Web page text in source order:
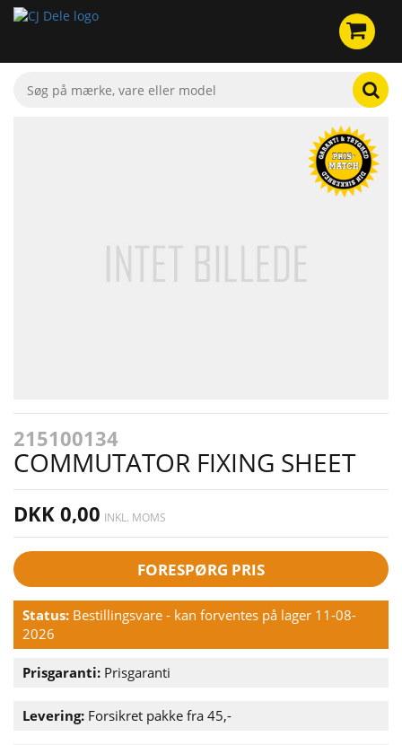
215100134
COMMUTATOR FIXING SHEET
DKK 0,00 INKL. MOMS
FORESPØRG PRIS
Status: Bestillingsvare - kan forventes på lager 11-08-
2026
Prisgaranti: Prisgaranti
Levering: Forsikret pakke fra 45,-